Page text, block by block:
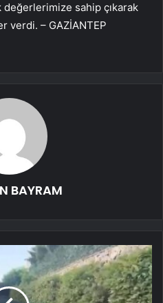
sahip çıkarak
verdi. – GAZİANTEP
BAYRAM